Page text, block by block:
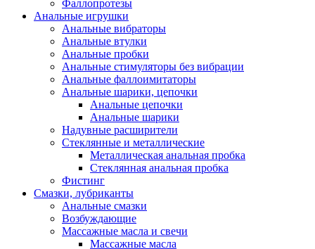
Фаллопротезы
Анальные игрушки
Анальные вибраторы
Анальные втулки
Анальные пробки
Анальные стимуляторы без вибрации
Анальные фаллоимитаторы
Анальные шарики, цепочки
Анальные цепочки
Анальные шарики
Надувные расширители
Стеклянные и металлические
Металлическая анальная пробка
Стеклянная анальная пробка
Фистинг
Смазки, лубриканты
Анальные смазки
Возбуждающие
Массажные масла и свечи
Массажные масла